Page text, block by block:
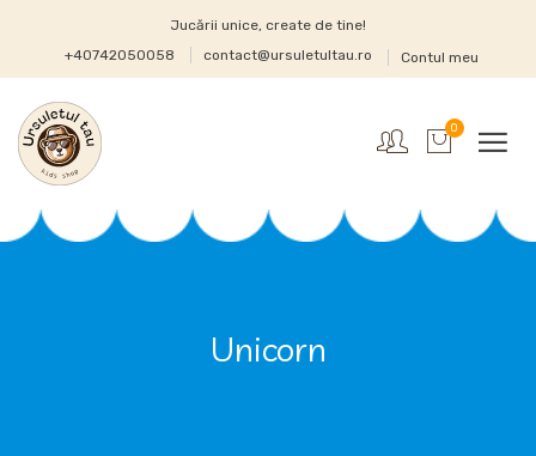
Jucării unice, create de tine!
+40742050058
contact@ursuletultau.ro Contul meu
0
Unicorn